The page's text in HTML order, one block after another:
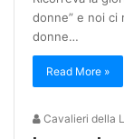
donne” e noi ci
donne…
Read More »
Cavalieri della